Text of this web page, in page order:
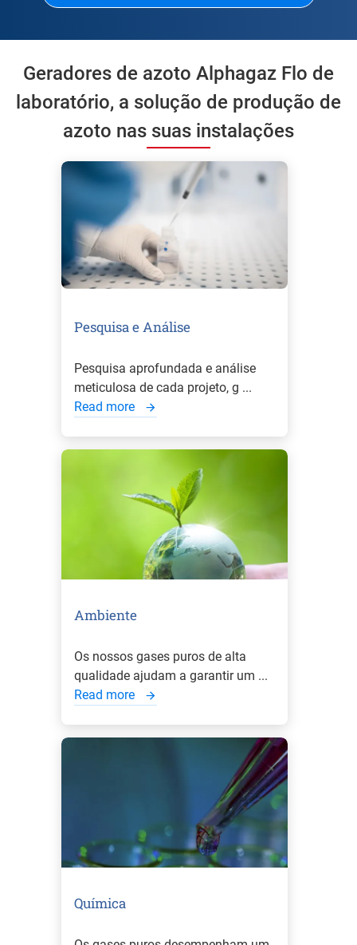
Geradores de azoto Alphagaz Flo de
laboratório, a solução de produção de
azoto nas suas instalações
Pesquisa e Análise
Pesquisa aprofundada e análise
meticulosa de cada projeto, g ...
Read more
Ambiente
Os nossos gases puros de alta
qualidade ajudam a garantir um ...
Read more
Química